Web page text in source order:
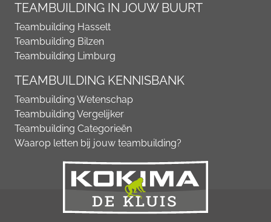
TEAMBUILDING IN JOUW BUURT
Teambuilding Hasselt
Teambuilding Bilzen
Teambuilding Limburg
TEAMBUILDING KENNISBANK
Teambuilding Wetenschap
Teambuilding Vergelijker
Teambuilding Categorieën
Waarop letten bij jouw teambuilding?